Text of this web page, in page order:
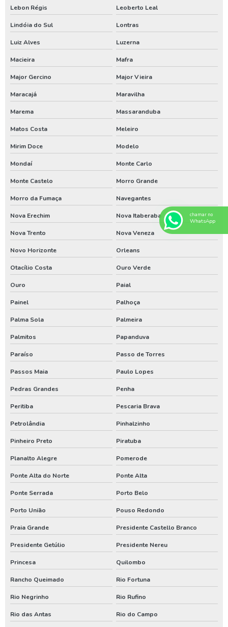
Aluguel de compressor de ar em sc
Aluguel de compressor de ar no pr
Análise de água de poço em sc
Bomba de poço artesiano em santa catarina
Bomba de poço artesiano no paraná
Bomba de poço artesiano no rio grande do sul
Bomba submersa para poço em sc
Bomba submersa para poço no pr
Bomba submersa para poço no rs
Empresa de poço artesiano no sul do brasil
Empresa especializada em limpeza de poço artesiano
Especialista em perfuração de poço no paraná
Especialista em perfuração de poço no rio grande do sul
Especialista em perfuração de poços em santa catarina
Licenciamento ambiental em santa catarina
Limpeza de poço artesiano em santa catarina
Limpeza de poço artesiano paraná
Limpezas de poços paraná
Manutenção de poço no sul
Manutenção poço artesiano em santa catarina
Manutenção poço artesiano paraná
Manutenção poço artesiano rio grande do sul
Perfuração de poço artesiano em santa catarina
Perfuração de poço artesiano no paraná
Perfuração de poço artesiano no rio grande do sul
Poço artesiano
Poço artesiano em santa catarina
Poço artesiano paraná
Serviço de poço artesiano
Lebon Régis Leoberto Leal
Lindóia do Sul Lontras
Luiz Alves Luzerna
Macieira Mafra
Major Gercino Major Vieira
Maracajá Maravilha
Marema Massaranduba
Matos Costa Meleiro
Mirim Doce Modelo
Mondaí Monte Carlo
Monte Castelo Morro Grande
Morro da Fumaça Navegantes
Nova Erechim Nova Itaberaba
Nova Trento Nova Veneza
Novo Horizonte Orleans
Otacílio Costa Ouro Verde
Ouro Paial
Painel Palhoça
Palma Sola Palmeira
Palmitos Papanduva
Paraíso Passo de Torres
Passos Maia Paulo Lopes
Pedras Grandes Penha
Peritiba Pescaria Brava
Petrolândia Pinhalzinho
Pinheiro Preto Piratuba
Planalto Alegre Pomerode
Ponte Alta do Norte Ponte Alta
Ponte Serrada Porto Belo
Porto União Pouso Redondo
Praia Grande Presidente Castello Branco
Presidente Getúlio Presidente Nereu
Princesa Quilombo
Rancho Queimado Rio Fortuna
Rio Negrinho Rio Rufino
Rio das Antas Rio do Campo
chamar no
WhatsApp